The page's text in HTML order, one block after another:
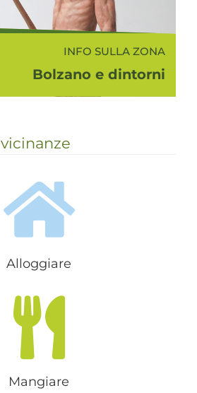
INFO SULLA ZONA
Bolzano e dintorni
da sempre una zona
tra nord e sud, in
la cultura romana e
Alloggiare
Mangiare